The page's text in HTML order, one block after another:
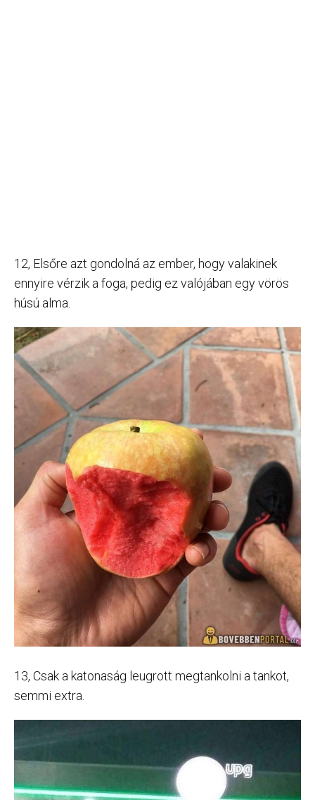
12, Elsőre azt gondolná az ember, hogy valakinek
ennyire vérzik a foga, pedig ez valójában egy vörös
húsú alma.
13, Csak a katonaság leugrott megtankolni a tankot,
semmi extra.